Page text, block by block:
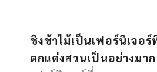
ชิงช้าไม้เป็นเฟอร์นิเจอร์
ตกแต่งสวนเป็นอย่างมาก